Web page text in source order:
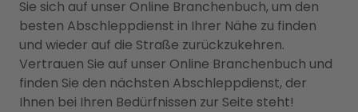
Sie sich auf unser Online Branchenbuch, um den
besten Abschleppdienst in Ihrer Nähe zu finden
und wieder auf die Straße zurückzukehren.
Vertrauen Sie auf unser Online Branchenbuch und
finden Sie den nächsten Abschleppdienst, der
Ihnen bei Ihren Bedürfnissen zur Seite steht!